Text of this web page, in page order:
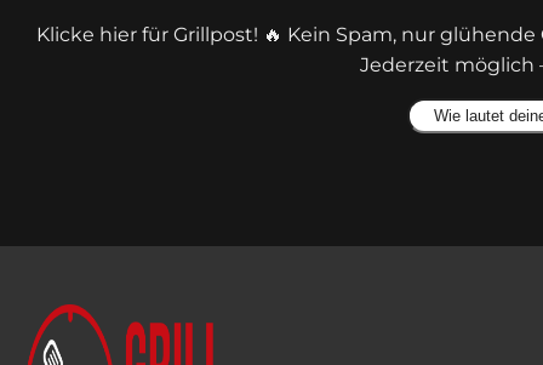
Klicke hier für Grillpost! 🔥 Kein Spam, nur
Jederzeit möglich